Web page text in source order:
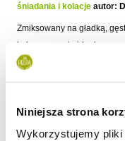
Niniejsza strona
Wykorzystujemy
śniadania i kolacje autor:
Zmiksowany na gładką,
kokosowego to idealny